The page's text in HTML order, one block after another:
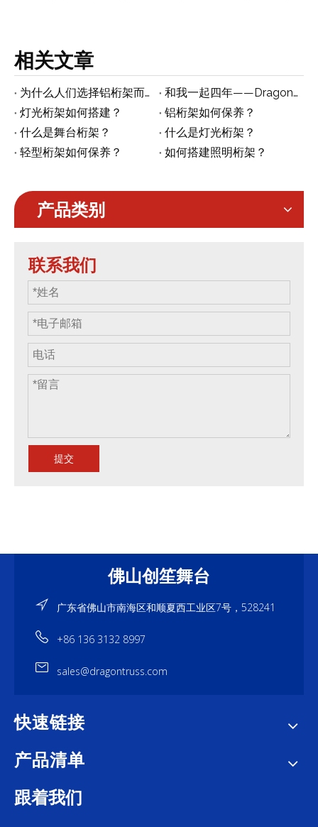
相关文章
为什么人们选择铝桁架而不是铁桁架
和我一起四年——Dragontruss Company
灯光桁架如何搭建？
铝桁架如何保养？
什么是舞台桁架？
什么是灯光桁架？
轻型桁架如何保养？
如何搭建照明桁架？
产品类别
联系我们
提交
佛山创笙舞台
广东省佛山市南海区和顺夏西工业区7号，528241
+86 136 3132 8997
sales@dragontruss.com
快速链接
产品清单
跟着我们